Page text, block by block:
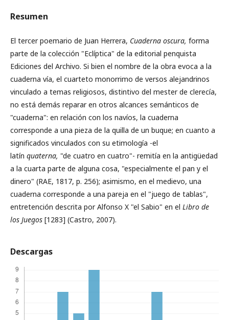
Resumen
El tercer poemario de Juan Herrera, Cuaderna oscura, forma
parte de la colección "Eclíptica" de la editorial penquista
Ediciones del Archivo. Si bien el nombre de la obra evoca a la
cuaderna vía, el cuarteto monorrimo de versos alejandrinos
vinculado a temas religiosos, distintivo del mester de clerecía,
no está demás reparar en otros alcances semánticos de
"cuaderna": en relación con los navíos, la cuaderna
corresponde a una pieza de la quilla de un buque; en cuanto a
significados vinculados con su etimología -el
latín quaterna, "de cuatro en cuatro"- remitía en la antigüedad
a la cuarta parte de alguna cosa, "especialmente el pan y el
dinero" (RAE, 1817, p. 256); asimismo, en el medievo, una
cuaderna corresponde a una pareja en el "juego de tablas",
entretención descrita por Alfonso X "el Sabio" en el Libro de
los Juegos [1283] (Castro, 2007).
Descargas